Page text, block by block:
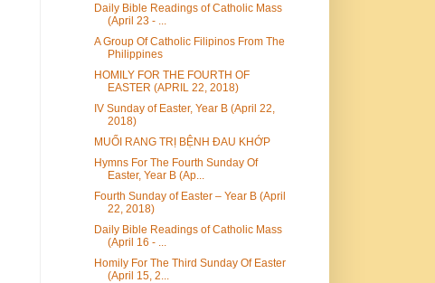
Daily Bible Readings of Catholic Mass
(April 23 - ...
A Group Of Catholic Filipinos From The
Philippines
HOMILY FOR THE FOURTH OF
EASTER (APRIL 22, 2018)
IV Sunday of Easter, Year B (April 22,
2018)
MUỐI RANG TRỊ BỆNH ĐAU KHỚP
Hymns For The Fourth Sunday Of
Easter, Year B (Ap...
Fourth Sunday of Easter – Year B (April
22, 2018)
Daily Bible Readings of Catholic Mass
(April 16 - ...
Homily For The Third Sunday Of Easter
(April 15, 2...